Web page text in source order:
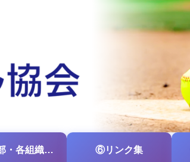
⑤各支部・各組織の掲示板 ⑥リンク集